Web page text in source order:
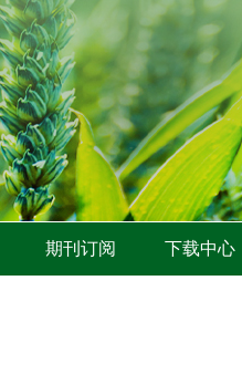
期刊订阅 下载中心